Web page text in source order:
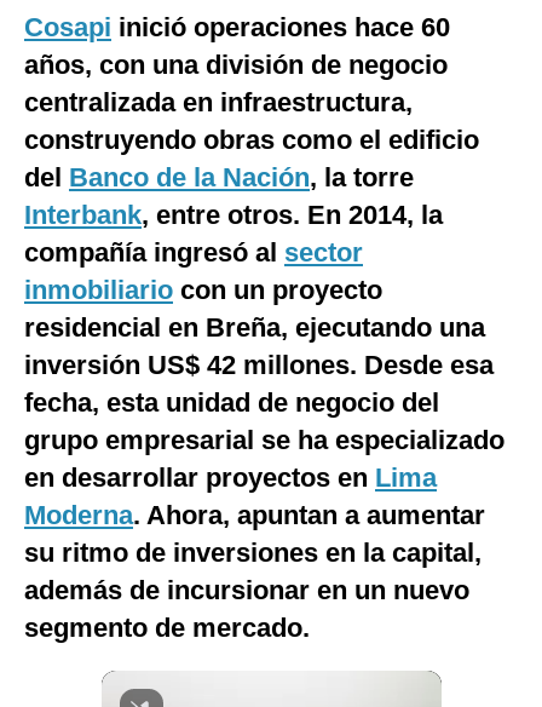
Tecnología
Club del Suscriptor
G de Gestión
Notas Contratadas
Podcast
Gestión TV
Videos
Fotogalerías
gestion.pe
¿quiénes
Cosapi inició operaciones hace 60
años, con una división de negocio
centralizada en infraestructura,
construyendo obras como el edificio
del Banco de la Nación, la torre
Interbank, entre otros. En 2014, la
compañía ingresó al sector
inmobiliario con un proyecto
residencial en Breña, ejecutando una
inversión US$ 42 millones. Desde esa
fecha, esta unidad de negocio del
grupo empresarial se ha especializado
en desarrollar proyectos en Lima
Moderna. Ahora, apuntan a aumentar
su ritmo de inversiones en la capital,
además de incursionar en un nuevo
segmento de mercado.